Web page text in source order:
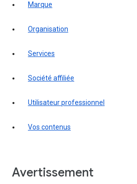
marque
organisation
services
société affiliée
utilisateur professionnel
vos contenus
Avertissement